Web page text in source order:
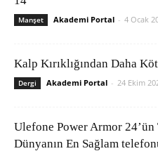
Manşet Akademi Portal - 4 Ocak
Kalp Kırıklığından Daha
Dergi Akademi Portal - 24 Ekim
Ulefone Power Armor 24’ün
Dünyanın En Sağlam